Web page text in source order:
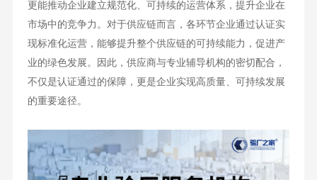
更能推动企业建立规范化、可持续的运营体系，提升企业在
市场中的竞争力。对于供应链而言，各环节企业通过认证实
现标准化运营，能够提升整个供应链的可持续能力，促进产
业的绿色发展。因此，供应商与专业辅导机构的密切配合，
不仅是认证通过的保障，更是企业实现高质量、可持续发展
的重要途径。